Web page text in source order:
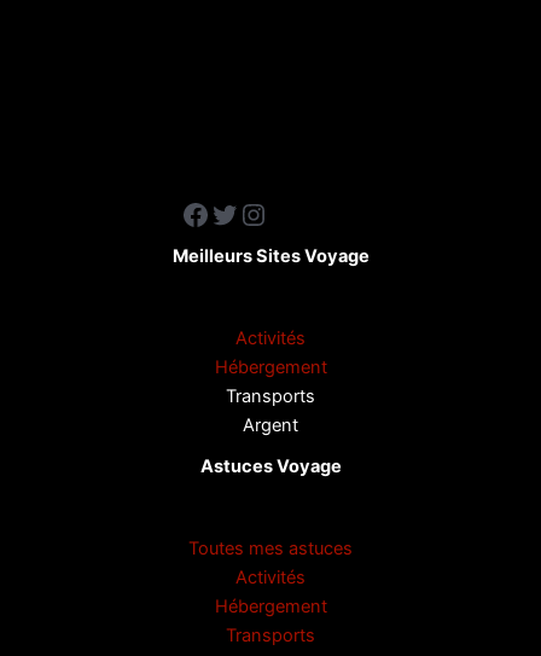
Facebook Twitter Instagram
Meilleurs Sites Voyage
Activités
Hébergement
Transports
Argent
Astuces Voyage
Toutes mes astuces
Activités
Hébergement
Transports